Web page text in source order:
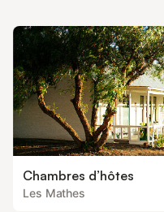
Chambres d’hôtes
Les Mathes